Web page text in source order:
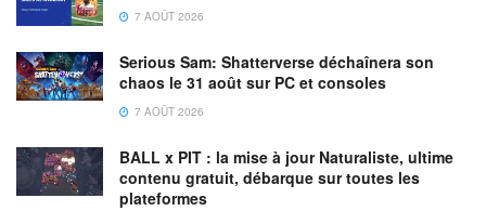
7 AOÛT 2026
Serious Sam: Shatterverse déchaînera son
chaos le 31 août sur PC et consoles
7 AOÛT 2026
BALL x PIT : la mise à jour Naturaliste, ultime
contenu gratuit, débarque sur toutes les
plateformes